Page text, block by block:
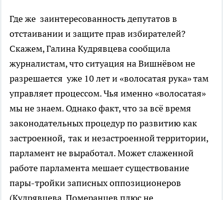
Где же заинтересованность депутатов в
отстаивании и защите прав избирателей?
Скажем, Галина Кудрявцева сообщила
журналистам, что ситуация на Вишнёвом не
разрешается уже 10 лет и «волосатая рука» там
управляет процессом. Чья именно «волосатая»
мы не знаем. Однако факт, что за всё время
законодательных процедур по развитию как
застроенной, так и незастроенной территории,
парламент не выработал. Может слаженной
работе парламента мешает существование
пары-тройки записных оппозиционеров
(Кудрявцева, Померанцев плюс не